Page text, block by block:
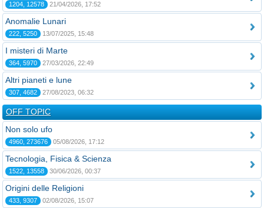
1204, 12578 21/04/2026, 17:52
Anomalie Lunari
222, 5250 13/07/2025, 15:48
I misteri di Marte
364, 5970 27/03/2026, 22:49
Altri pianeti e lune
307, 4682 27/08/2023, 06:32
OFF TOPIC
Non solo ufo
4960, 273676 05/08/2026, 17:12
Tecnologia, Fisica & Scienza
1522, 13558 30/06/2026, 00:37
Origini delle Religioni
433, 9307 02/08/2026, 15:07